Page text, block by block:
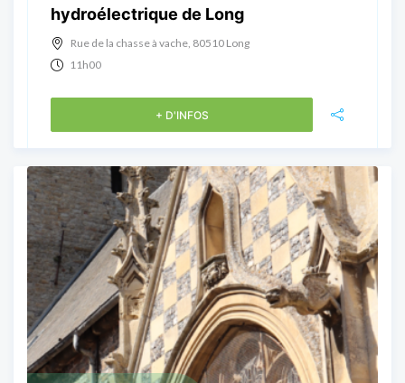
hydroélectrique de Long
Rue de la chasse à vache, 80510 Long
11h00
+ D'INFOS